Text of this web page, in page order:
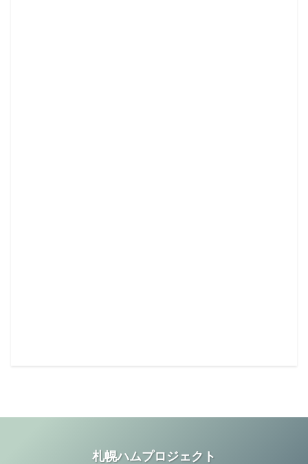
札幌ハムプロジェクト